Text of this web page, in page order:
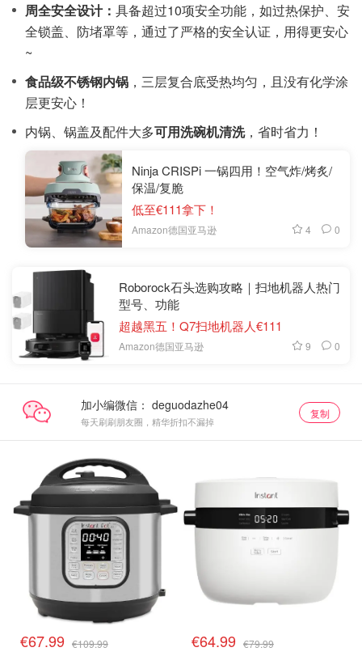
周全安全设计： 具备超过10项安全功能，如过热保护、安
全锁盖、防堵罩等，通过了严格的安全认证，用得更安心
~
食品级不锈钢内锅 ，三层复合底受热均匀，且没有化学涂
层更安心！
内锅、锅盖及配件大多可用洗碗机清洗，省时省力！
Ninja CRISPi 一锅四用！空气炸/烤炙/
保温/复脆
低至€111拿下！
Amazon德国亚马逊 4 0
Roborock石头选购攻略｜扫地机器人热门
型号、功能
超越黑五！Q7扫地机器人€111
Amazon德国亚马逊 9 0
加小编微信：
每天刷刷朋友圈，精华折扣不漏掉
复制
€67.99 €109.99 €64.99 €79.99